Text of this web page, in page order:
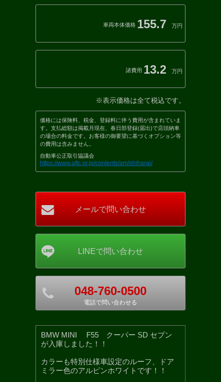
車両本体価格 155.7 万円
諸費用 13.2 万円
※表示価格は全て税込です。
価格には保険料、税金、登録料に伴う費用が含まれていま
す。支払総額は掲載月現在、春日部登録(届出)で店頭納車
の場合の料金です。お客様の御要望に基づくオプション等
の費用は含みません。
自動車公正取引協議会
https://www.aftc.or.jp/contents/am/shiharai/
048-760-0500
電話で問い合わせる
BMW MINI F55 クーパー SD セブン
が入庫しました！！
カラーも特別仕様車設定のルーフ、ドア
ミラー色のアルピンホワイトです！！